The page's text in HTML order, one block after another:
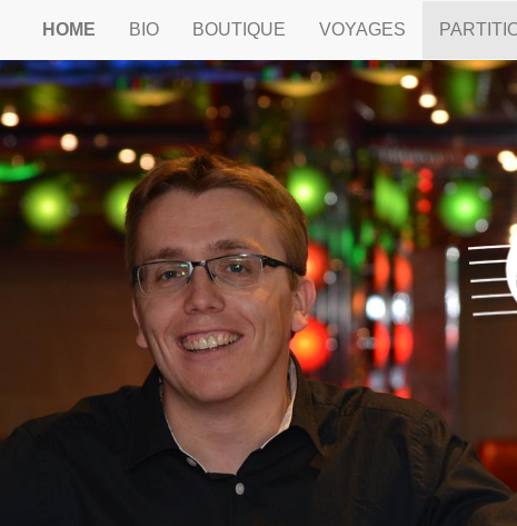
HOME BIO BOUTIQUE VOYAGES